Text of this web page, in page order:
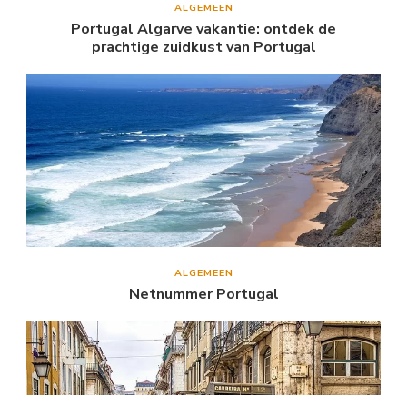
ALGEMEEN
Portugal Algarve vakantie: ontdek de
prachtige zuidkust van Portugal
ALGEMEEN
Netnummer Portugal